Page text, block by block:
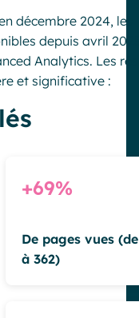
décembre 2024, les
depuis avril
Analytics. Les
et significative :
+69%
De pages vues
à 362)